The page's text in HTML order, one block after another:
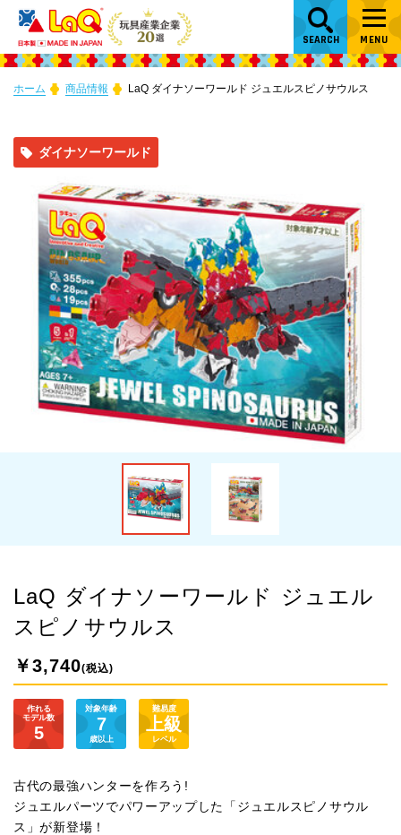
SEARCH MENU
ホーム 商品情報 LaQ ダイナソーワールド ジュエルスピノサウルス
LaQ ダイナソーワールド ジュエル
スピノサウルス
￥3,740(税込)
作れる
モデル数
5
対象年齢
7
歳以上
難易度
上級
レベル
古代の最強ハンターを作ろう!
ジュエルパーツでパワーアップした「ジュエルスピノサウル
ス」が新登場！
ダイナソーワールド